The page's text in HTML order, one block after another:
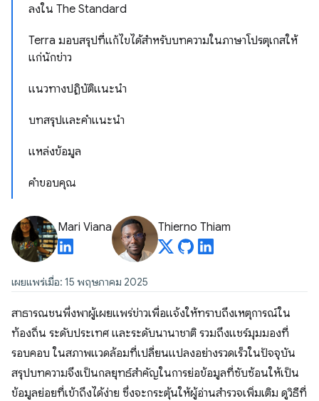
ลงใน The Standard
Terra มอบสรุปที่แก้ไขได้สำหรับบทความในภาษาโปรตุเกสให้
แก่นักข่าว
แนวทางปฏิบัติแนะนำ
บทสรุปและคําแนะนํา
แหล่งข้อมูล
คำขอบคุณ
Mari Viana Thierno Thiam
เผยแพร่เมื่อ: 15 พฤษภาคม 2025
สาธารณชนพึ่งพาผู้เผยแพร่ข่าวเพื่อแจ้งให้ทราบถึงเหตุการณ์ใน
ท้องถิ่น ระดับประเทศ และระดับนานาชาติ รวมถึงแชร์มุมมองที่
รอบคอบ ในสภาพแวดล้อมที่เปลี่ยนแปลงอย่างรวดเร็วในปัจจุบัน
สรุปบทความจึงเป็นกลยุทธ์สำคัญในการย่อข้อมูลที่ซับซ้อนให้เป็น
ข้อมูลย่อยที่เข้าถึงได้ง่าย ซึ่งจะกระตุ้นให้ผู้อ่านสำรวจเพิ่มเติม ดูวิธีที่